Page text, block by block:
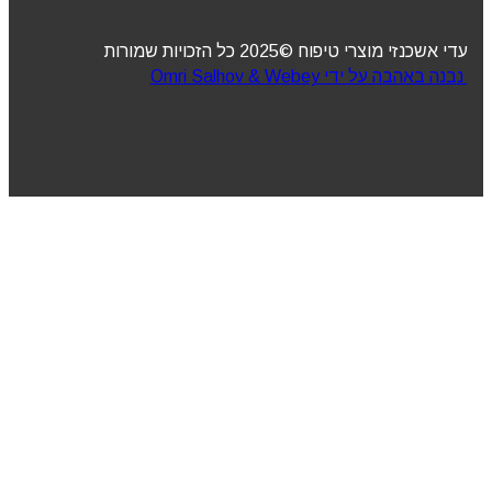
עדי אשכנזי מוצרי טיפוח ©2025 כל הזכויות שמורות
נבנה באהבה על ידי Omri Salhov & Webey